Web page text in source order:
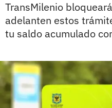
TransMilenio
adelanten estos
tu saldo acumulado